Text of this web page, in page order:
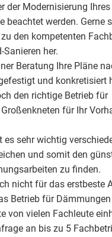
der Modernisierung
beachtet werden. Gerne
den kompetenten
her.
Beratung Ihre Pläne
und konkretisiert
den richtige Betrieb für
für Ihr
es sehr wichtig
und somit den
zu finden.
nicht für das erstbeste
Betrieb für
von vielen Fachleute
an bis zu 5